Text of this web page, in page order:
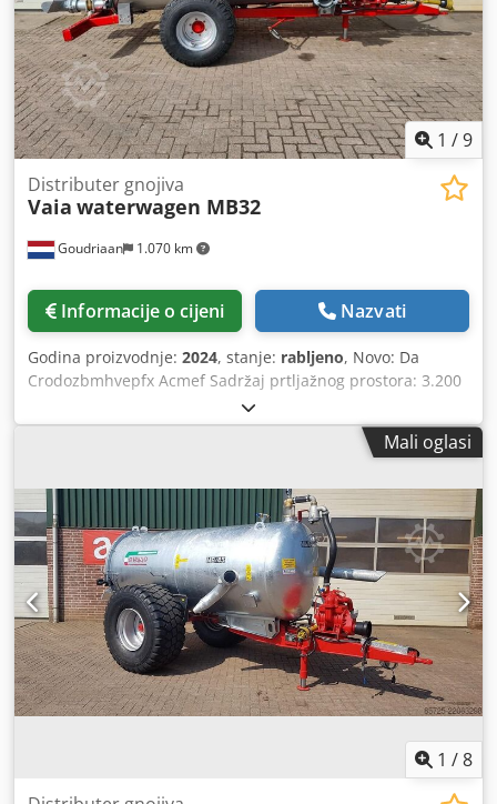
1 /9
Goudriaan 1.070 km
Distributer gnojiva
Vaia waterwagen MB32
Informacije o cijeni Nazvati
Godina proizvodnje: 2024, stanje: rabljeno, Novo: Da
Crodozbmhvepfx Acmef Sadržaj prtljažnog prostora: 3.200
Mali oglasi
1 /8